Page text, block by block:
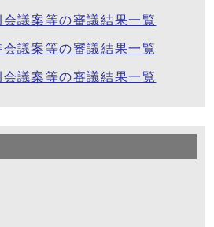
議案等の審議結果一覧
議案等の審議結果一覧
議案等の審議結果一覧